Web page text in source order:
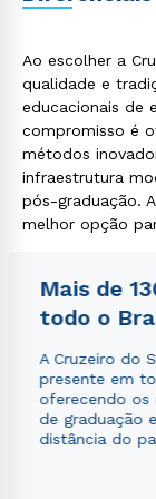
Ao escolher a
qualidade e
educacionais de
compromisso é
métodos
infraestrutura
pós-graduação.
melhor opção
Mais de
todo o
A Cruzeiro do
presente em
oferecendo os
de graduação
distância do
Estou de
autorizo que
envio de